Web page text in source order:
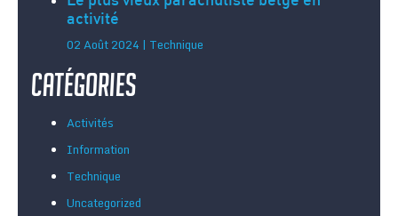
activité
02 Août 2024 | Technique
Catégories
Activités
Information
Technique
Uncategorized